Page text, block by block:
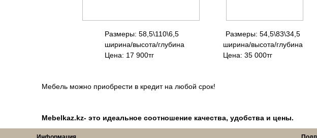
Размеры: 58,5\110\6,5 Размеры:
ширина/высота/глубина ширина/высота/
Цена: 17 900тг Цена: 35
Мебель можно приобрести в кредит на любой срок!
Mebelkaz.kz- это идеальное соотношение качества, удобства и цены.